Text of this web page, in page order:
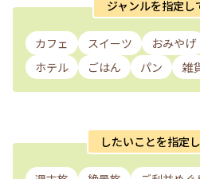
ジャンルを指定し
カフェ スイーツ おみやげ
ホテル
ごはん パン 雑
したいことを指定